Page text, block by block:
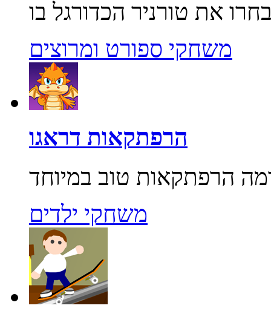
משחקי ספורט ומרוצים
הרפתקאות דראגו
משחקי ילדים